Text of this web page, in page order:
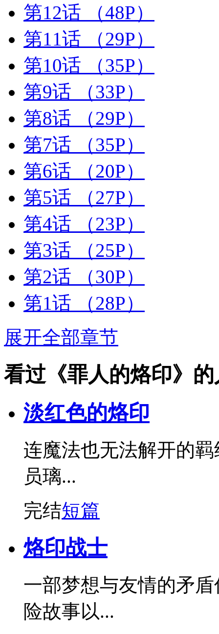
第12话
（48P）
第11话
（29P）
第10话
（35P）
第9话
（33P）
第8话
（29P）
第7话
（35P）
第6话
（20P）
第5话
（27P）
第4话
（23P）
第3话
（25P）
第2话
（30P）
第1话
（28P）
展开全部章节
看过《罪人的烙印》
淡红色的烙印
连魔法也无法解开的
员璃...
完结短篇
烙印战士
一部梦想与友情的矛
险故事以...